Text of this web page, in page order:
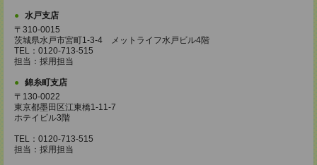
水戸支店
〒310-0015
茨城県水戸市宮町1-3-4 メットライフ水戸ビル4階
TEL：0120-713-515
担当：採用担当
錦糸町支店
〒130-0022
東京都墨田区江東橋1-11-7
ホテイビル3階
TEL：0120-713-515
担当：採用担当